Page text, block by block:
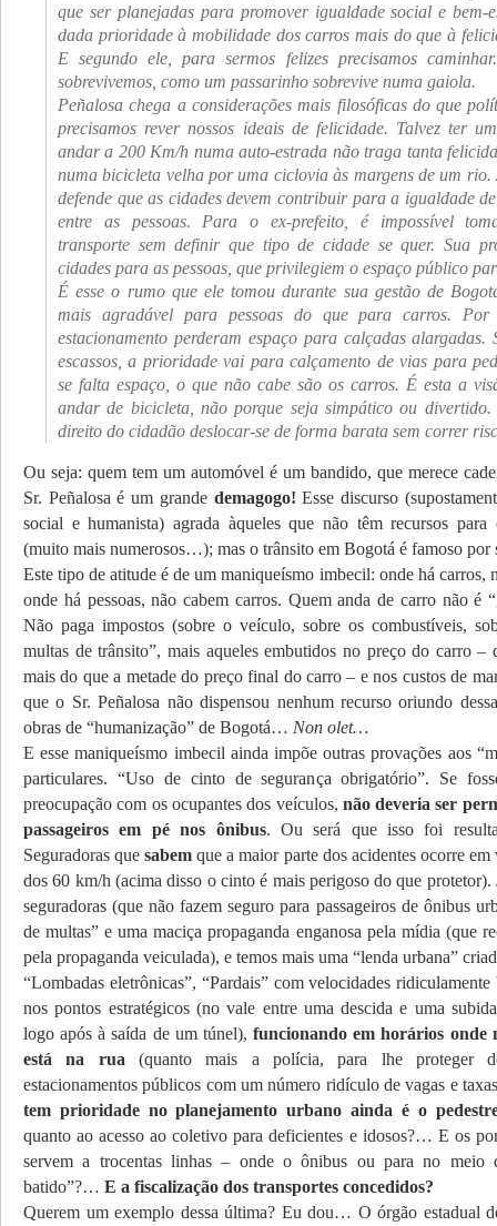
que ser planejadas para promover igualdade social e bem-
dada prioridade à mobilidade dos carros mais do que à
E segundo ele, para sermos felizes precisamos
sobrevivemos, como um passarinho sobrevive numa gaiola.
Peñalosa chega a considerações mais filosóficas do que
precisamos rever nossos ideais de felicidade. Talvez ter
andar a 200 Km/h numa auto-estrada não traga tanta
numa bicicleta velha por uma ciclovia às margens de um rio.
defende que as cidades devem contribuir para a igualdade
entre as pessoas. Para o ex-prefeito, é impossível
transporte sem definir que tipo de cidade se quer. Sua
cidades para as pessoas, que privilegiem o espaço público
É esse o rumo que ele tomou durante sua gestão de
mais agradável para pessoas do que para carros.
estacionamento perderam espaço para calçadas alargadas.
escassos, a prioridade vai para calçamento de vias para
se falta espaço, o que não cabe são os carros. É esta a
andar de bicicleta, não porque seja simpático ou
direito do cidadão deslocar-se de forma barata sem correr
Ou seja: quem tem um automóvel é um bandido, que merece
Sr. Peñalosa é um grande demagogo! Esse discurso
social e humanista) agrada àqueles que não têm recursos
(muito mais numerosos…); mas o trânsito em Bogotá é famoso
Este tipo de atitude é de um maniqueísmo imbecil: onde há carros,
onde há pessoas, não cabem carros. Quem anda de carro não é
Não paga impostos (sobre o veículo, sobre os combustíveis,
multas de trânsito”, mais aqueles embutidos no preço do carro –
mais do que a metade do preço final do carro – e nos custos de
que o Sr. Peñalosa não dispensou nenhum recurso oriundo
obras de “humanização” de Bogotá… Non olet…
E esse maniqueísmo imbecil ainda impõe outras provações aos
particulares. “Uso de cinto de segurança obrigatório”. Se
preocupação com os ocupantes dos veículos, não deveria ser
passageiros em pé nos ônibus. Ou será que isso foi
Seguradoras quesabem que a maior parte dos acidentes ocorre
dos 60 km/h (acima disso o cinto é mais perigoso do que protetor).
seguradoras (que não fazem seguro para passageiros de ônibus
de multas” e uma maciça propaganda enganosa pela mídia (que
pela propaganda veiculada), e temos mais uma “lenda urbana”
“Lombadas eletrônicas”, “Pardais” com velocidades
nos pontos estratégicos (no vale entre uma descida e uma
logo após à saída de um túnel),funcionando em horários onde
está na rua(quanto mais a polícia, para lhe proteger
estacionamentos públicos com um número ridículo de vagas e
tem prioridade no planejamento urbano ainda é o
quanto ao acesso ao coletivo para deficientes e idosos?… E os
servem a trocentas linhas – onde o ônibus ou para no meio
batido”?… E a fiscalização dos transportes concedidos?
Querem um exemplo dessa última? Eu dou… O órgão estadual